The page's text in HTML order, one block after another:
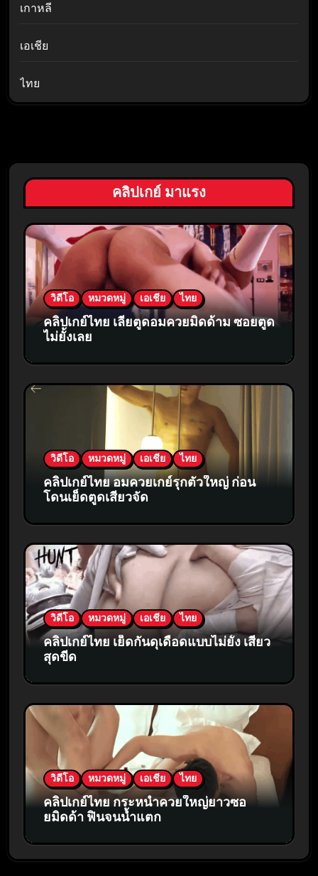
เกาหลี
เอเชีย
ไทย
คลิปเกย์ มาแรง
วิดีโอ หมวดหมู่ เอเชีย ไทย
คลิปเกย์ไทย เลียตูดอมควยมิดด้าม ซอยตูด
ไม่ยั้งเลย
วิดีโอ หมวดหมู่ เอเชีย ไทย
คลิปเกย์ไทย อมควยเกย์รุกตัวใหญ่ ก่อน
โดนเย็ดตูดเสียวจัด
วิดีโอ หมวดหมู่ เอเชีย ไทย
คลิปเกย์ไทย เย็ดกันดุเดือดแบบไม่ยั้ง เสียว
สุดขีด
วิดีโอ หมวดหมู่ เอเชีย ไทย
คลิปเกย์ไทย กระหน่ำควยใหญ่ยาวซอ
ยมิดด้า ฟินจนน้ำแตก